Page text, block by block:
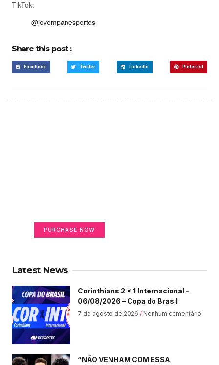
TikTok:
@jovempanesportes
Share this post :
Facebook Twitter LinkedIn Pinterest
PURCHASE NOW
Latest News
Corinthians 2 x 1 Internacional –
06/08/2026 – Copa do Brasil
7 de agosto de 2026 Nenhum comentário
“NÃO VENHAM COM ESSA